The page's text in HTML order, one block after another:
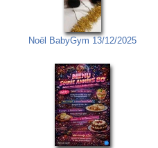
Noël BabyGym 13/12/2025